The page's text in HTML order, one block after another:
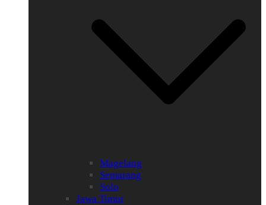
Magelang
Semarang
Solo
Jawa Timur